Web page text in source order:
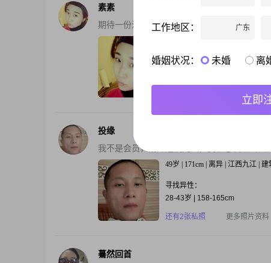
素素
期待一份温馨浪漫的爱情故事。我喜欢拍照，
寻找异性：
更多照片资料
投缘
我不是会员，刚开通没几天，我信息发不出去
49岁 | 171cm | 离异 | 江西九江 |
寻找异性：
28-43岁 | 158-165cm
还有2张私照 更多照片资料
驀然回首
工作地区： 广东
婚姻状况： 未婚 离
立即